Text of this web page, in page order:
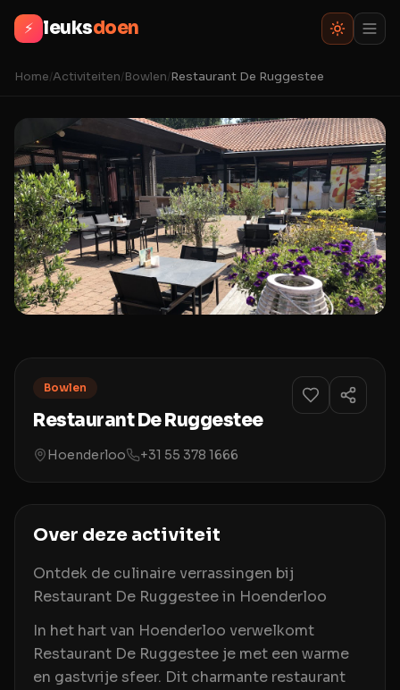
⚡ leuksdoen
Home/Activiteiten/Bowlen/Restaurant De Ruggestee
Bowlen
Restaurant De Ruggestee
Hoenderloo +31 55 378 1666
Over deze activiteit
Ontdek de culinaire verrassingen bij
Restaurant De Ruggestee in Hoenderloo
In het hart van Hoenderloo verwelkomt
Restaurant De Ruggestee je met een warme
en gastvrije sfeer. Dit charmante restaurant